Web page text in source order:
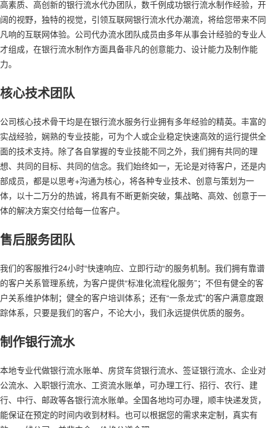
高素质、高创新的银行流水代办团队，数千例成功银行流水制作经验，开
阔的视野，独特的视觉，引领互联网银行流水代办潮流，将给您带来不同
凡响的互联网体验。公司代办流水团队成员由多年从事会计经验的专业人
才组成，在银行流水制作方面具备非凡的创意能力、设计能力及制作能
力。
核心技术团队
公司核心技术骨干均是在银行流水服务行业拥有多年经验的精英。丰富的
实战经验，娴熟的专业技能，可为个人或企业稳定快速高效的运行提供全
面的技术支持。除了各自掌握的专业技能不同之外，我们拥有共同的理
想、共同的目标、共同的信念。我们始终如一，无论是对待客户，还是内
部成员，都是以思考+沟通为核心，将各种专业技术、创意与策划为一
体，以十二万分的热诚，将具有不断更新突破，集战略、高效、创意于一
体的解决方案交付给每一位客户。
售后服务团队
我们的客服推行24小时“快速响应、立即行动“的服务机制。我们拥有靠谱
的客户关系管理系统，为客户提供“标准化流程化服务”；不但有健全的客
户关系维护体制；健全的客户培训体系；还有“一条龙式”的客户满意度跟
踪体系，只要是我们的客户，不论大小，我们永远提供优质的服务。
制作银行流水
本地专业代做银行流水账单、房贷车贷银行流水、签证银行流水、企业对
公流水、入职银行流水、工资流水账单，可办理工行、招行、农行、建
行、中行、邮政等各银行流水账单。全国各地均可办理，顺丰快递发货，
能保证在预定的时间内收到材料。也可以根据您的需求来定制，真实有